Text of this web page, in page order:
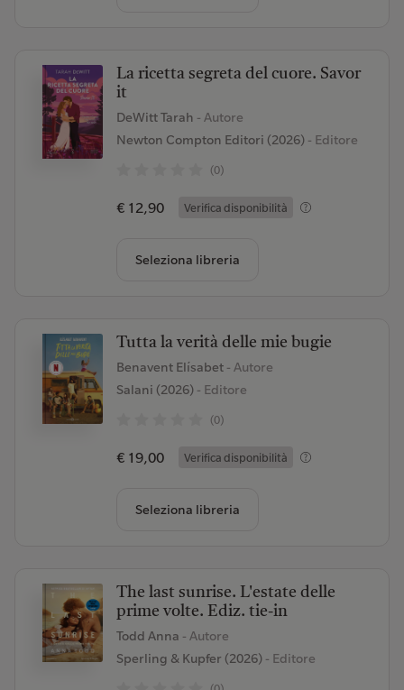
La ricetta segreta del cuore. Savor
it
DeWitt Tarah - Autore
Newton Compton Editori (2026)- Editore
(0)
€ 12,90 Verifica disponibilità
Seleziona libreria
Tutta la verità delle mie bugie
Benavent Elísabet - Autore
Salani (2026)- Editore
(0)
€ 19,00 Verifica disponibilità
Seleziona libreria
The last sunrise. L'estate delle
prime volte. Ediz. tie-in
Todd Anna - Autore
Sperling & Kupfer (2026)- Editore